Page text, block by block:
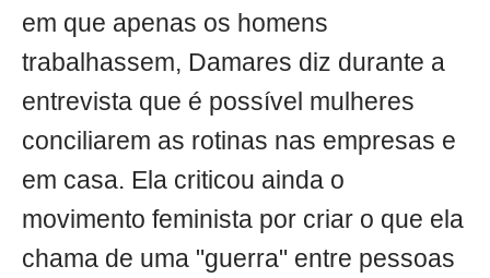
em que apenas os homens
trabalhassem, Damares diz durante a
entrevista que é possível mulheres
conciliarem as rotinas nas empresas e
em casa. Ela criticou ainda o
movimento feminista por criar o que ela
chama de uma "guerra" entre pessoas